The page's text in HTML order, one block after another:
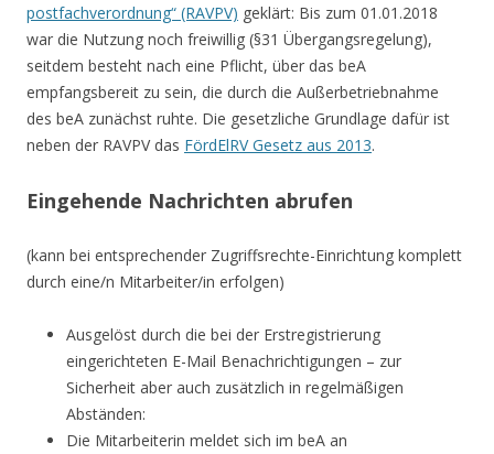
postfachverordnung“ (RAVPV) geklärt: Bis zum 01.01.2018
war die Nutzung noch freiwillig (§31 Übergangsregelung),
seitdem besteht nach eine Pflicht, über das beA
empfangsbereit zu sein, die durch die Außerbetriebnahme
des beA zunächst ruhte. Die gesetzliche Grundlage dafür ist
neben der RAVPV das FördElRV Gesetz aus 2013.
Eingehende Nachrichten abrufen
(kann bei entsprechender Zugriffsrechte-Einrichtung komplett
durch eine/n Mitarbeiter/in erfolgen)
Ausgelöst durch die bei der Erstregistrierung
eingerichteten E-Mail Benachrichtigungen – zur
Sicherheit aber auch zusätzlich in regelmäßigen
Abständen:
Die Mitarbeiterin meldet sich im beA an